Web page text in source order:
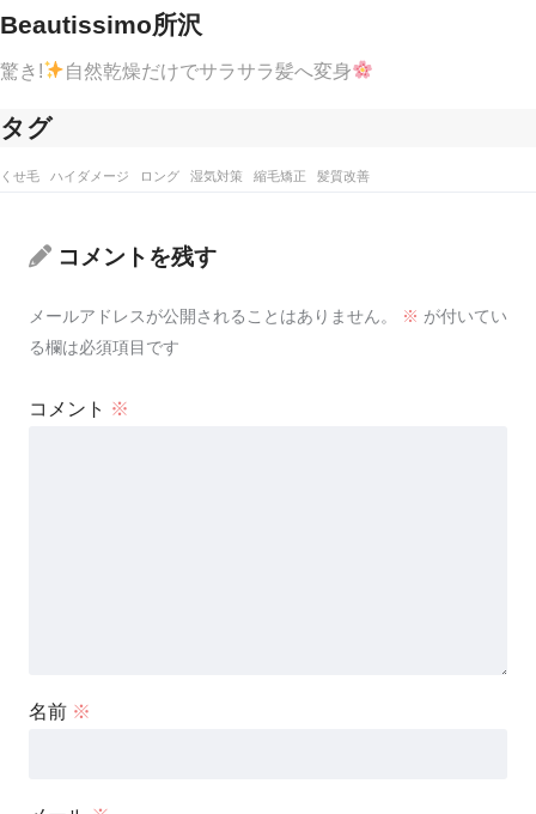
Beautissimo所沢
驚き! 自然乾燥だけでサラサラ髪へ変身
タグ
くせ毛 ハイダメージ ロング 湿気対策 縮毛矯正 髪質改善
コメントを残す
メールアドレスが公開されることはありません。 ※ が付いてい
る欄は必須項目です
コメント ※
名前 ※